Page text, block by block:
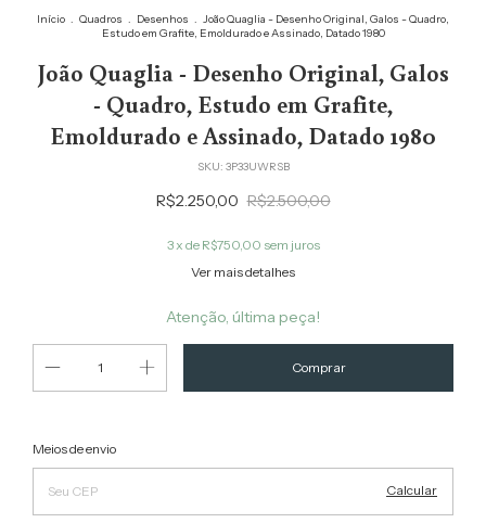
Início . Quadros . Desenhos . João Quaglia - Desenho Original, Galos - Quadro,
Estudo em Grafite, Emoldurado e Assinado, Datado 1980
João Quaglia - Desenho Original, Galos
- Quadro, Estudo em Grafite,
Emoldurado e Assinado, Datado 1980
SKU: 3P33UWRSB
R$2.250,00 R$2.500,00
3x de R$750,00 sem juros
Ver mais detalhes
Atenção, última peça!
Entregas para o CEP:
Meios de envio
Calcular